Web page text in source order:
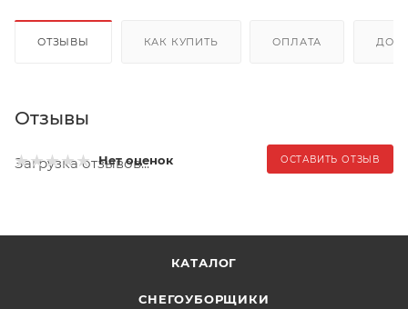
ОТЗЫВЫ КАК КУПИТЬ ОПЛАТА
Отзывы
Нет оценок ОСТАВИТЬ ОТЗЫВ
Загрузка отзывов...
КАТАЛОГ
СНЕГОУБОРЩИКИ